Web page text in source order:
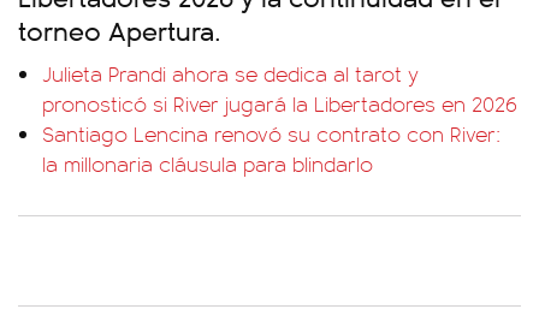
torneo Apertura.
Julieta Prandi ahora se dedica al tarot y
pronosticó si River jugará la Libertadores en 2026
Santiago Lencina renovó su contrato con River:
la millonaria cláusula para blindarlo